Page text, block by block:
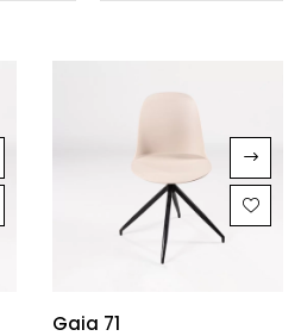
Gaia 71